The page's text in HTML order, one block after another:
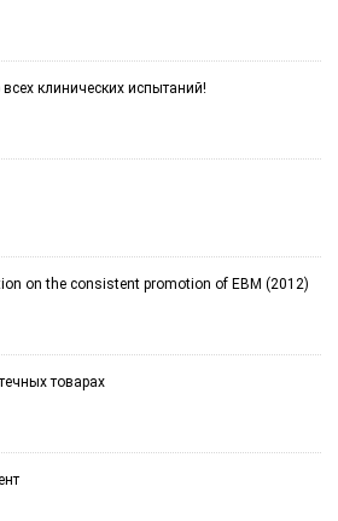
клинических испытаний!
on the consistent promotion of EBM (2012)
товарах